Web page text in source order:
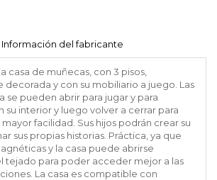
Información del fabricante
casa de muñecas, con 3 pisos,
decorada y con su mobiliario a juego. Las
se pueden abrir para jugar y para
su interior y luego volver a cerrar para
facilidad. Sus hijos podrán crear su
sus propias historias. Práctica, ya que
y la casa puede abrirse
tejado para poder acceder mejor a las
La casa es compatible con